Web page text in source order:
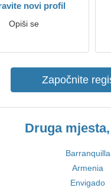
novi profil
Opiši se
Započnite
Druga
Barranquilla
Armenia
Envigado